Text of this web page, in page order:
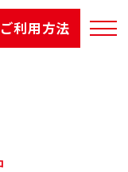
ご利用方法